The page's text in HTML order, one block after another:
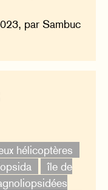
par Sambuc
hélicoptères
île de